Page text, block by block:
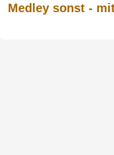
Medley sonst -